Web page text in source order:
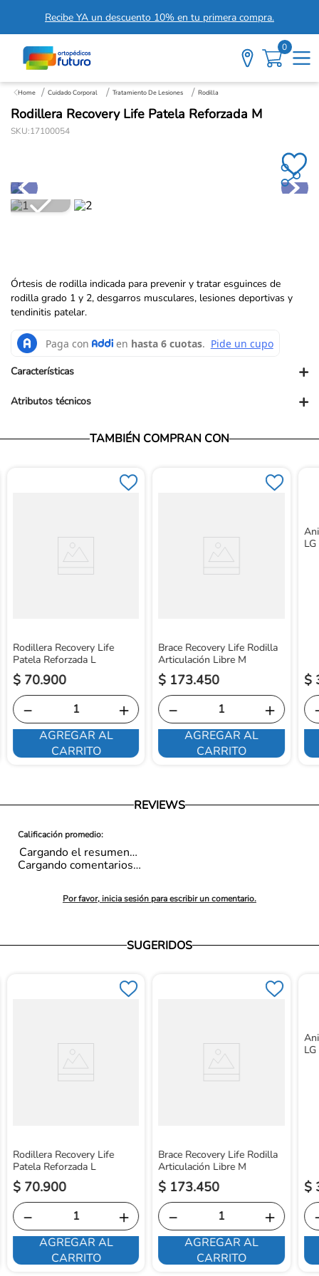
Recibe YA un descuento 10% en tu primera compra.
0
Cuidado Corporal Tratamiento De Lesiones Rodilla
Rodillera Recovery Life Patela Reforzada M
SKU:17100054
Órtesis de rodilla indicada para prevenir y tratar esguinces de
rodilla grado 1 y 2, desgarros musculares, lesiones deportivas y
tendinitis patelar.
Características +
Presentación PUM: UND
Atributos técnicos +
TAMBIÉN COMPRAN CON
Rodillera Recovery Life
Patela Reforzada L
$ 70.900
＋
－
AGREGAR AL
CARRITO
Brace Recovery Life Rodilla
Articulación Libre M
$ 173.450
＋
－
AGREGAR AL
CARRITO
$
REVIEWS
Cargando el resumen…
Por favor, inicia sesión para escribir un comentario.
Cargando comentarios…
SUGERIDOS
Rodillera Recovery Life
Patela Reforzada L
$ 70.900
＋
－
AGREGAR AL
CARRITO
Brace Recovery Life Rodilla
Articulación Libre M
$ 173.450
＋
－
AGREGAR AL
CARRITO
$